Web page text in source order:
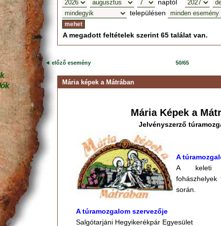
naptól
településen
A megadott feltételek szerint 65 találat van.
◄ előző esemény 50/65
Mária képek a Mátrában
Mária Képek a
Jelvényszerző
A
A keleti
fohászhelyek
során.
A túramozgalom szervezője
Salgótarjáni Hegyikerékpár Egyesület